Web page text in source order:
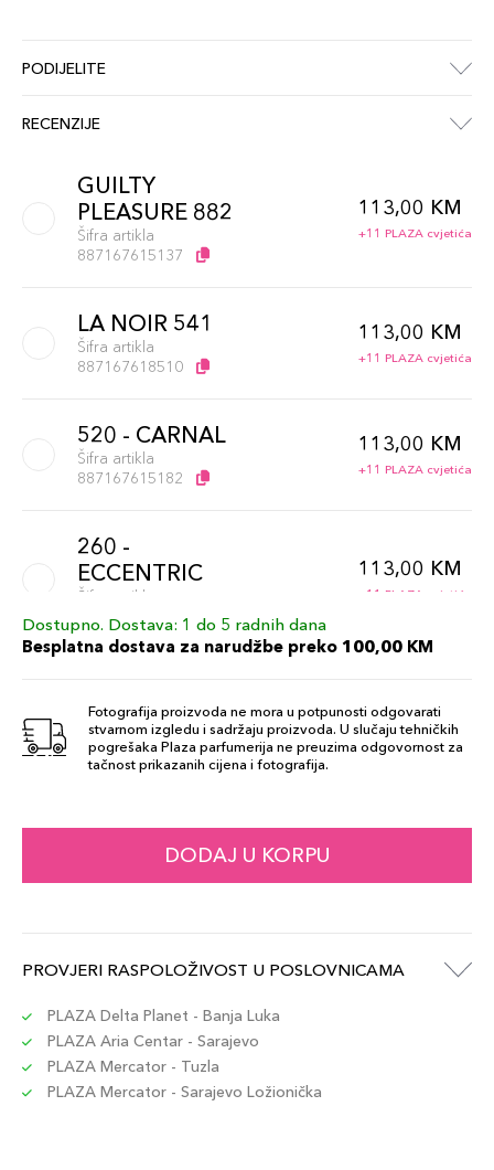
PODIJELITE
RECENZIJE
GUILTY
PLEASURE 882
Šifra artikla
887167615137
113,00 KM
+11 PLAZA cvjetića
LA NOIR 541
Šifra artikla
887167618510
113,00 KM
+11 PLAZA cvjetića
520 - CARNAL
Šifra artikla
887167615182
113,00 KM
+11 PLAZA cvjetića
260 -
ECCENTRIC
Šifra artikla
887167615168
113,00 KM
+11 PLAZA cvjetića
STOPPER 840
Šifra artikla
887167615069
113,00 KM
+11 PLAZA cvjetića
826 - MODERN
POWERFUL
Šifra artikla
113,00 KM
888 - POWER
Dostupno. Dostava: 1 do 5 radnih dana
Besplatna dostava za narudžbe preko 100,00 KM
Fotografija proizvoda ne mora u potpunosti odgovarati
stvarnom izgledu i sadržaju proizvoda. U slučaju tehničkih
pogrešaka Plaza parfumerija ne preuzima odgovornost za
tačnost prikazanih cijena i fotografija.
DODAJ U KORPU
PROVJERI RASPOLOŽIVOST U POSLOVNICAMA
PLAZA Delta Planet - Banja Luka
PLAZA Aria Centar - Sarajevo
PLAZA Mercator - Tuzla
PLAZA Mercator - Sarajevo Ložionička